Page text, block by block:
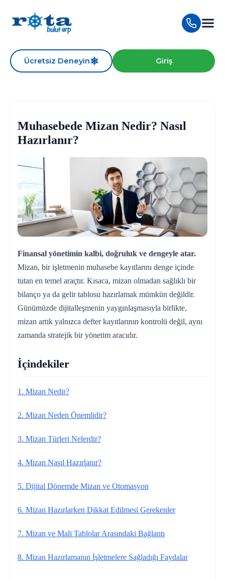
Ücretsiz Deneyin Giriş
Muhasebede Mizan Nedir? Nasıl
Hazırlanır?
Finansal yönetimin kalbi, doğruluk ve dengeyle atar.
Mizan, bir işletmenin muhasebe kayıtlarını denge içinde
tutan en temel araçtır. Kısaca, mizan olmadan sağlıklı bir
bilanço ya da gelir tablosu hazırlamak mümkün değildir.
Günümüzde dijitalleşmenin yaygınlaşmasıyla birlikte,
mizan artık yalnızca defter kayıtlarının kontrolü değil, aynı
zamanda stratejik bir yönetim aracıdır.
İçindekiler
1. Mizan Nedir?
2. Mizan Neden Önemlidir?
3. Mizan Türleri Nelerdir?
4. Mizan Nasıl Hazırlanır?
5. Dijital Dönemde Mizan ve Otomasyon
6. Mizan Hazırlarken Dikkat Edilmesi Gerekenler
7. Mizan ve Mali Tablolar Arasındaki Bağlantı
8. Mizan Hazırlamanın İşletmelere Sağladığı Faydalar